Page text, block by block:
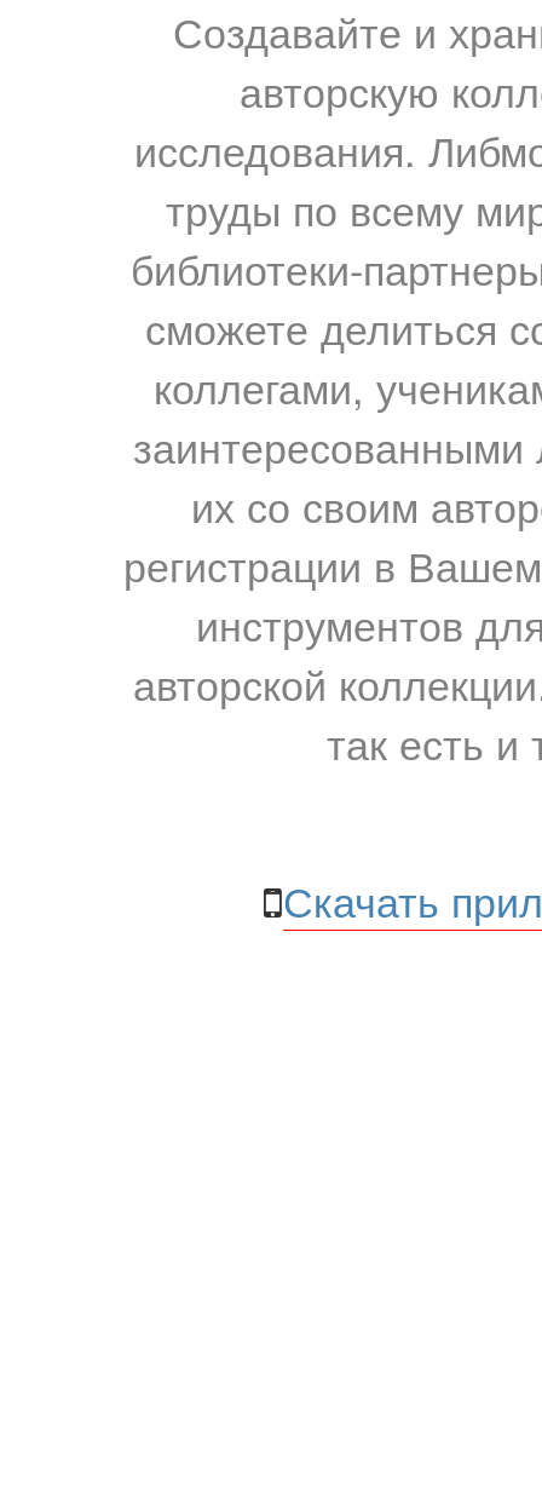
Создавайте и
авторскую
исследования.
труды по всему
библиотеки-
сможете делиться
коллегами,
их со своим
регистрации в
инструментов
авторской
так есть и
Скачать